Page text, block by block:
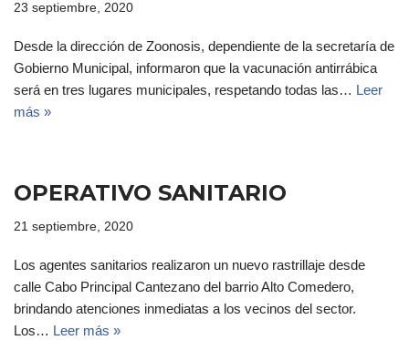
23 septiembre, 2020
Desde la dirección de Zoonosis, dependiente de la secretaría de
Gobierno Municipal, informaron que la vacunación antirrábica
será en tres lugares municipales, respetando todas las… Leer
más »
OPERATIVO SANITARIO
21 septiembre, 2020
Los agentes sanitarios realizaron un nuevo rastrillaje desde
calle Cabo Principal Cantezano del barrio Alto Comedero,
brindando atenciones inmediatas a los vecinos del sector.
Los… Leer más »